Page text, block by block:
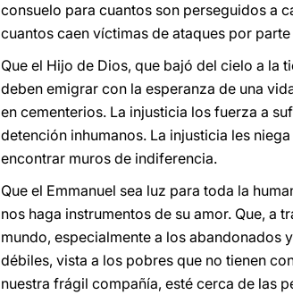
consuelo para cuantos son perseguidos a
cuantos caen víctimas de ataques por
Que el Hijo de Dios, que bajó del cielo a la
deben emigrar con la esperanza de una
en cementerios. La injusticia los fuerza a
detención inhumanos. La injusticia les
encontrar muros de indiferencia.
Que el Emmanuel sea luz para toda la
nos haga instrumentos de su amor. Que, a
mundo, especialmente a los abandonados
débiles, vista a los pobres que no tienen
nuestra frágil compañía, esté cerca de las